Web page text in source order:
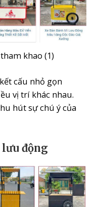
khao (1)
cấu nhỏ gọn
vị trí khác nhau.
hút sự chú ý của
lưu động